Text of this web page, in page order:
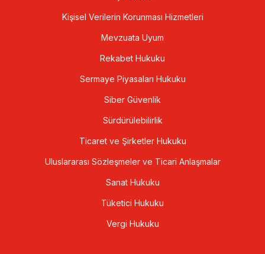
Kişisel Verilerin Korunması Hizmetleri
Mevzuata Uyum
Rekabet Hukuku
Sermaye Piyasaları Hukuku
Siber Güvenlik
Sürdürülebilirlik
Ticaret ve Şirketler Hukuku
Uluslararası Sözleşmeler ve Ticari Anlaşmalar
Sanat Hukuku
Tüketici Hukuku
Vergi Hukuku